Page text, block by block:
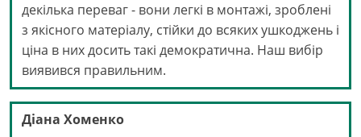
декілька переваг - вони легкі в монтажі, зроблені
з якісного матеріалу, стійки до всяких ушкоджень і
ціна в них досить такі демократична. Наш вибір
виявився правильним.
Діана Хоменко